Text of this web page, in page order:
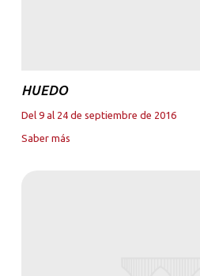
HUEDO
Del 9 al 24 de septiembre de 2016
Saber más